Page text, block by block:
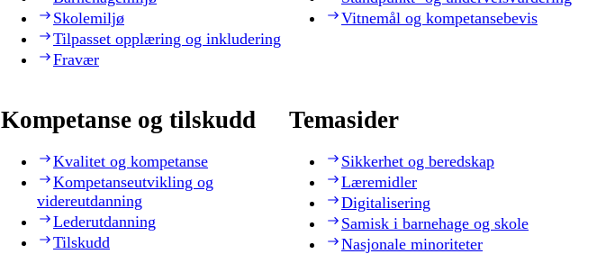
Skolemiljø
Tilpasset opplæring og inkludering
Fravær
Vitnemål og kompetansebevis
Kompetanse og tilskudd
Kvalitet og kompetanse
Kompetanseutvikling og
videreutdanning
Lederutdanning
Tilskudd
Temasider
Sikkerhet og beredskap
Læremidler
Digitalisering
Samisk i barnehage og skole
Nasjonale minoriteter